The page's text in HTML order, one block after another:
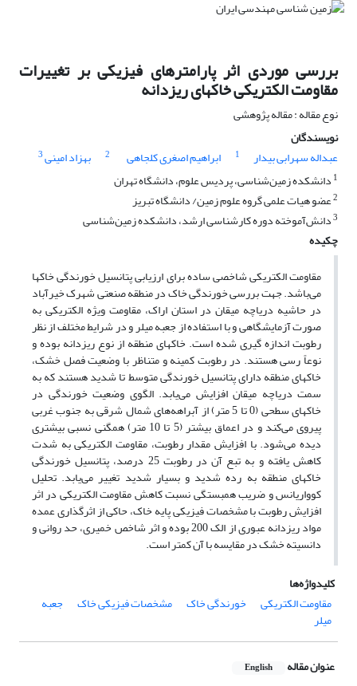
بررسی موردی اثر پارامترهای فیزیکی بر تغییرات
مقاومت الکتریکی خاکهای ریزدانه
نوع مقاله : مقاله پژوهشی
نویسندگان
عبداله سهرابی بیدار
1 ابراهیم اصغری کلجاهی 2 بهزاد امینی3
1 دانشکده زمین‌شناسی، پردیس علوم، دانشگاه تهران
2عضو هیات علمی گروه علوم زمین/ دانشگاه تبریز
3دانش‌آموخته دوره کارشناسی ارشد، دانشکده زمین‌شناسی
چکیده
مقاومت الکتریکی شاخصی ساده برای ارزیابی پتانسیل خورندگی خاکها
می‌باشد. جهت بررسی خورندگی خاک در منطقه صنعتی شهرک خیرآباد
در حاشیه دریاچه میقان در استان اراک، مقاومت ویژه الکتریکی به
صورت آزمایشگاهی و با استفاده از جعبه میلر و در شرایط مختلف از نظر
رطوبت اندازه گیری شده است. خاکهای منطقه از نوع ریزدانه بوده و
نوعاً رسی هستند. در رطوبت کمینه و متناظر با وضعیت فصل خشک،
خاکهای منطقه دارای پتانسیل خورندگی متوسط تا شدید هستند که به
سمت دریاچه میقان افزایش می‌یابد. الگوی وضعیت خورندگی در
خاکهای سطحی (0 تا 5 متر) از آبراهه‌های شمال شرقی به جنوب غربی
پیروی می‌کند و در اعماق بیشتر (5 تا 10 متر) همگنی نسبی بیشتری
دیده می‌شود. با افزایش مقدار رطوبت، مقاومت الکتریکی به شدت
کاهش یافته و به تبع آن در رطوبت 25 درصد، پتانسیل خورندگی
خاکهای منطقه به رده شدید و بسیار شدید تغییر می‌یابد. تحلیل
کوواریانس و ضریب همبستگی نسبت کاهش مقاومت الکتریکی در اثر
افزایش رطوبت با مشخصات فیزیکی پایه خاک، حاکی از اثرگذاری عمده
مواد ریزدانه عبوری از الک 200 بوده و اثر شاخص خمیری، حد روانی و
دانسیته خشک در مقایسه با آن کمتر است.
کلیدواژه‌ها
مقاومت الکتریکی
خورندگی خاک مشخصات فیزیکی خاک جعبه
میلر
عنوان مقاله English